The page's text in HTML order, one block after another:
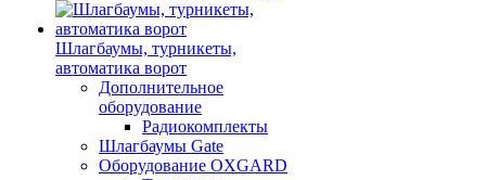
Шлагбаумы, турникеты,
автоматика ворот
Дополнительное
оборудование
Радиокомплекты
Шлагбаумы Gate
Оборудование OXGARD